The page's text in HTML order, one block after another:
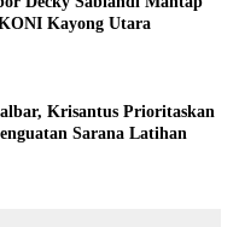
Kayong Utara
Krisantus Prioritaskan
Sarana Latihan